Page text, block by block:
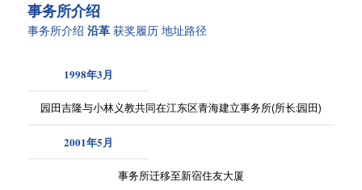
事务所介绍
事务所介绍 沿革 获奖履历 地址路径
1998年3月
园田吉隆与小林义教共同在江东区青海建立事务所(所长:园田)
2001年5月
事务所迁移至新宿住友大厦